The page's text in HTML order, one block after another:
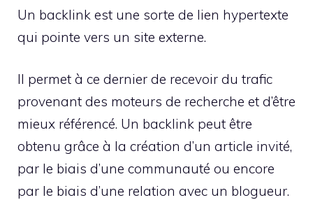
Un backlink est une sorte de lien hypertexte
qui pointe vers un site externe.
Il permet à ce dernier de recevoir du trafic
provenant des moteurs de recherche et d’être
mieux référencé. Un backlink peut être
obtenu grâce à la création d’un article invité,
par le biais d’une communauté ou encore
par le biais d’une relation avec un blogueur.